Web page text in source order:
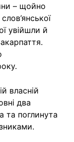
– щойно
увійшли й
власній
два
та поглинута